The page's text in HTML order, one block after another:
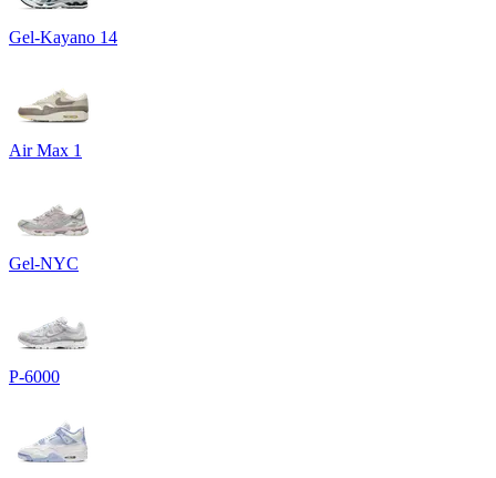
Gel-Kayano 14
Air Max 1
Gel-NYC
P-6000